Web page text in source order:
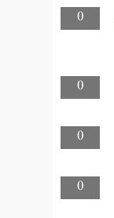
0
0
0
0